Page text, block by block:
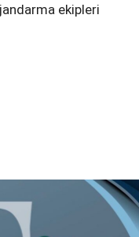
ekipleri